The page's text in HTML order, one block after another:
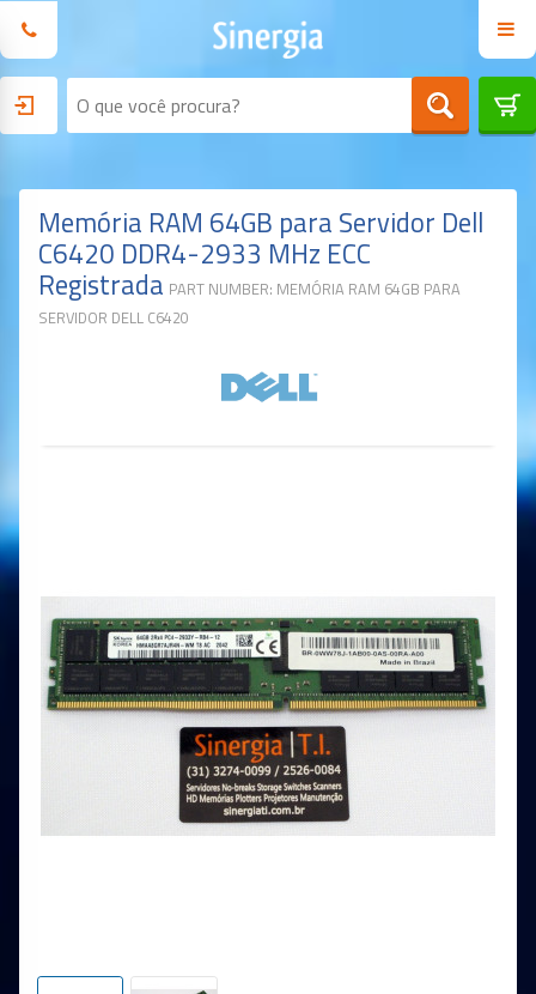
Memória RAM 64GB para Servidor Dell
C6420 DDR4-2933 MHz ECC
Registrada PART NUMBER: MEMÓRIA RAM 64GB PARA
SERVIDOR DELL C6420